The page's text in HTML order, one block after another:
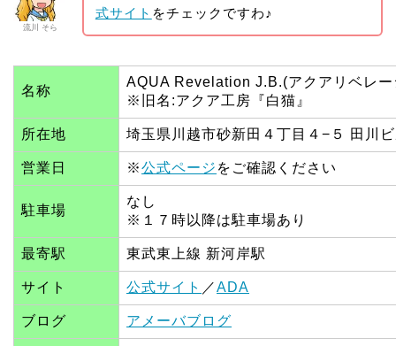
流川 そら
式サイト をチェックですわ♪
名称
AQUA Revelation J.B.(アクアリベレ
※旧名:アクア工房『白猫』
所在地 埼玉県川越市砂新田４丁目４−５ 田川
営業日 ※公式ページ をご確認ください
駐車場
なし
※１７時以降は駐車場あり
最寄駅 東武東上線 新河岸駅
サイト 公式サイト ／ADA
ブログ アメーバブログ